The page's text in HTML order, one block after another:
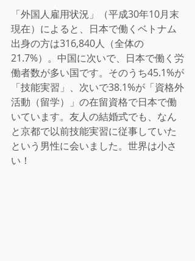
「外国人雇用状況」（平成30年10月末
現在）によると、日本で働くベトナム
出身の方は316,840人（全体の
21.7%）。中国に次いで、日本で働く労
働者数が多い国です。そのうち45.1%が
「技能実習」、次いで38.1%が「資格外
活動（留学）」の在留資格で日本で働
いています。友人の結婚式でも、なん
と京都で以前技能実習に従事していた
という男性に会いました。世界は小さ
い！